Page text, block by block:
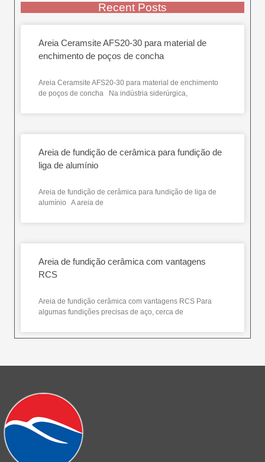
Recent Posts
Areia Ceramsite AFS20-30 para material de
enchimento de poços de concha
Areia Ceramsite AFS20-30 para material de enchimento
de poços de concha Na indústria siderúrgica,
Areia de fundição de cerâmica para fundição de
liga de alumínio
Areia de fundição de cerâmica para fundição de liga de
alumínio A areia de
Areia de fundição cerâmica com vantagens
RCS
Areia de fundição cerâmica com vantagens RCS Para
algumas fundições precisas de aço, cerca de